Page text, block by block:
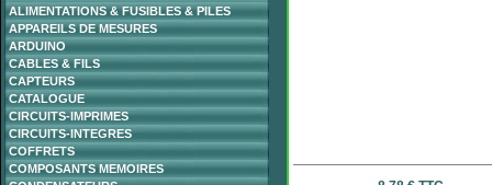
ALIMENTATIONS & FUSIBLES & PILES
APPAREILS DE MESURES
ARDUINO
CABLES & FILS
CAPTEURS
CATALOGUE
CIRCUITS-IMPRIMES
CIRCUITS-INTEGRES
COFFRETS
COMPOSANTS MEMOIRES